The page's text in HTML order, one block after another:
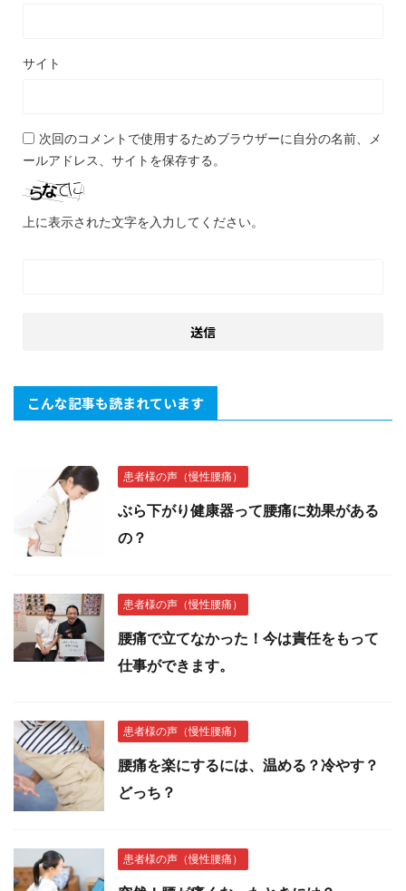
サイト
次回のコメントで使用するためブラウザーに自分の名前、メ
ールアドレス、サイトを保存する。
上に表示された文字を入力してください。
こんな記事も読まれています
患者様の声（慢性腰痛）
ぶら下がり健康器って腰痛に効果がある
の？
患者様の声（慢性腰痛）
腰痛で立てなかった！今は責任をもって
仕事ができます。
患者様の声（慢性腰痛）
腰痛を楽にするには、温める？冷やす？
どっち？
患者様の声（慢性腰痛）